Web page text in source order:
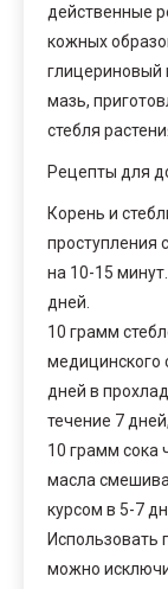
действенные
кожных
глицериновый
мазь,
стебля
Рецепты для
Корень и
проступления
на 10-15
дней.
10 грамм
медицинского
дней в
течение 7
10 грамм сока
масла
курсом в 5-7
можно